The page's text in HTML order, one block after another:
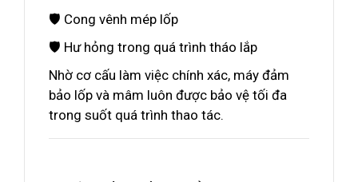
🛡 Cong vênh mép lốp
🛡 Hư hỏng trong quá trình tháo lắp
Nhờ cơ cấu làm việc chính xác, máy đảm
bảo lốp và mâm luôn được bảo vệ tối đa
trong suốt quá trình thao tác.